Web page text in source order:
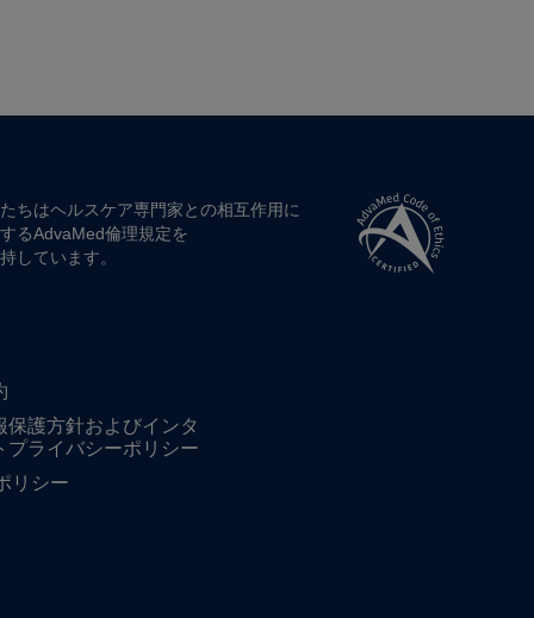
ちは​ヘルスケア専門家との​相互作用に​
る​AdvaMed倫理規定を​
しています。
保護方針およびインタ
プライバシーポリシー
リシー